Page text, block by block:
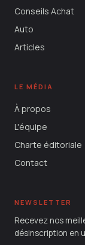
Conseils Achat
Auto
Articles
LE MÉDIA
À propos
L'équipe
Charte éditoriale
Contact
NEWSLETTER
Recevez nos
désinscription en